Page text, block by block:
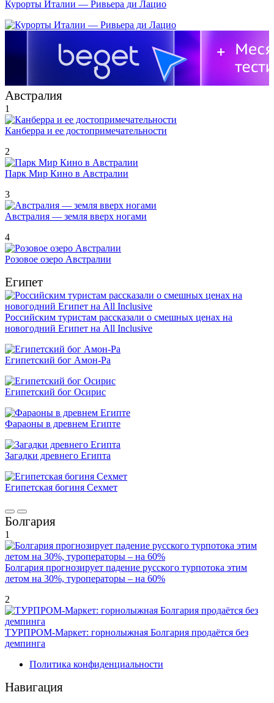
Курорты Италии — Ривьера ди Лацио
Австралия
1
Канберра и ее достопримечательности
2
Парк Мир Кино в Австралии
3
Австралия — земля вверх ногами
4
Розовое озеро Австралии
Египет
Российским туристам рассказали о смешных ценах на
новогодний Египет на All Inclusive
Египетский бог Амон-Ра
Египетский бог Осирис
Фараоны в древнем Египте
Загадки древнего Египта
Египетская богиня Сехмет
Болгария
1
Болгария прогнозирует падение русского турпотока этим
летом на 30%, туроператоры – на 60%
2
ТУРПРОМ-Маркет: горнолыжная Болгария продаётся без
демпинга
Политика конфиденциальности
Навигация